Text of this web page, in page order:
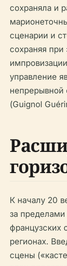
сохраняла и
сценарии и
сохраняя
управление
непрерывной
(Guignol
К началу 20
за
французских
регионах.
сцены